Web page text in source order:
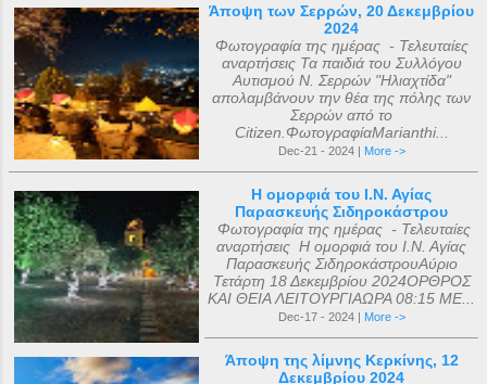
Άποψη των Σερρών, 20 Δεκεμβρίου
2024
Φωτογραφία της ημέρας - Τελευταίες
αναρτήσεις Τα παιδιά του Συλλόγου
Αυτισμού Ν. Σερρών "Ηλιαχτίδα"
απολαμβάνουν την θέα της πόλης των
Σερρών από το
Citizen.ΦωτογραφίαMarianthi...
Dec-21 - 2024 | More ->
Η ομορφιά του Ι.Ν. Αγίας
Παρασκευής Σιδηροκάστρου
Φωτογραφία της ημέρας - Τελευταίες
αναρτήσεις Η ομορφιά του Ι.Ν. Αγίας
Παρασκευής ΣιδηροκάστρουΑύριο
Τετάρτη 18 Δεκεμβρίου 2024ΟΡΘΡΟΣ
ΚΑΙ ΘΕΙΑ ΛΕΙΤΟΥΡΓΙΑΩΡΑ 08:15 ΜΕ...
Dec-17 - 2024 | More ->
Άποψη της λίμνης Κερκίνης, 12
Δεκεμβρίου 2024